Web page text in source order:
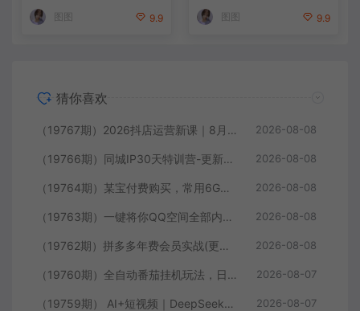
内容
9.9
hive
9.9
猜你喜欢
（19767期）2026抖店运营新课｜8月更新｜不动销起店+商品卡爆发｜达人玩法+店群批量复制｜轻松玩转抖音小店全域流量 2026-08-08
（19766期）同城IP30天特训营-更新｜拍摄剪辑+脚本文案+引流成交，打爆本地流量提升门店业绩实操教学 2026-08-08
（19764期）某宝付费购买，常用6G音效合集！970+首宣传片背景音乐，无版权可商用大气素材，分类清晰，高质量内容 2026-08-08
（19763期）一键将你QQ空间全部内容备份下来！照片 / 视频 /动态信息全存本地，Github最新开源项目 QzoneArchive 2026-08-08
（19762期）拼多多年费会员实战(更新2026年)：从基础到高阶盈利，干货拉满，帮你建立稳定盈利运营知识体系 2026-08-08
（19760期）全自动番茄挂机玩法，日入300+，操作门槛低，一台电脑即可开展 2026-08-07
（19759期） AI+短视频｜DeepSeek即梦豆包小云雀全工具教学，从账号定位到剪映剪辑，零基础也能快速上手做爆款 2026-08-07